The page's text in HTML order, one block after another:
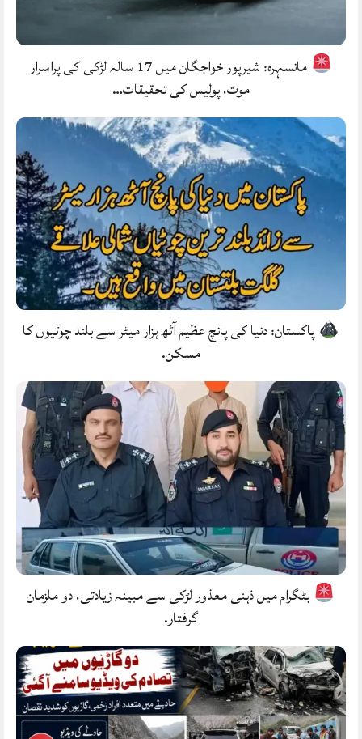
مانسہرہ: شیرپور خواجگان میں 17 سالہ لڑکی کی پراسرار
موت، پولیس کی تحقیقات…
پاکستان: دنیا کی پانچ عظیم آٹھ ہزار میٹر سے بلند چوٹیوں کا
مسکن.
بٹگرام میں ذہنی معذور لڑکی سے مبینہ زیادتی، دو ملزمان
گرفتار.